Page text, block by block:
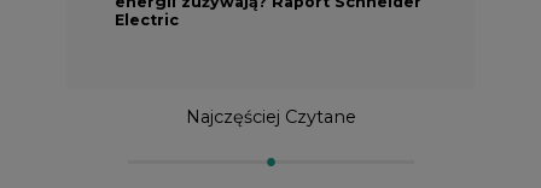
Electric
Najczęściej Czytane